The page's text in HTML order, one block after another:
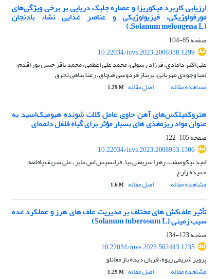
ارزیابی کاربرد میکوریزا و عصاره جلبک دریایی بر برخی ویژگی‌های
مورفولوژیکی، فیزیولوژیکی و عناصر غذایی نشاء بادنجان
(Solanum melongena L.)
صفحه85-104
10.22034/iuvs.2023.2006338.1299
علی اکبر دامادی، فرزاد رسولی، محمد علی اعظمی، محمد باقر حسن پور اقدم،
لمیا وجودی مهربانی، پریناز فردوسی قبچاق، رعنا پناهی تجرق
مشاهده مقاله
اصل مقاله 1.29 M
هتروکمپلکس‌های آهن حاوی عامل کلات شونده هیومیک‌اسید به
عنوان مواد ریزمغذی های بسیار مؤثر برای گیاه فلفل دلمه‌ای
صفحه105-122
10.22034/iuvs.2023.2008953.1306
امید نیکوصفت، زهرا شریعتی نیا، فرانسیس اس مایر، علی شریف پاقلعه،
حمیده زارع
مشاهده مقاله
اصل مقاله 1.6 M
تأثیر علف‌کش های مختلف بر مدیریت علف های هرز و عملکرد غده
سیب زمینی (Solanum tuberosum L)
صفحه123-134
10.22034/iuvs.2023.562443.1235
پرویز شریفی زیوه، قربان دیده باز مغانلو
مشاهده مقاله
اصل مقاله 1.29 M